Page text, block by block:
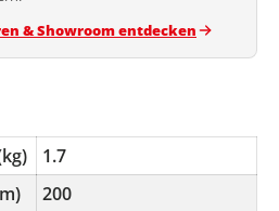
& Showroom entdecken
1.7
200